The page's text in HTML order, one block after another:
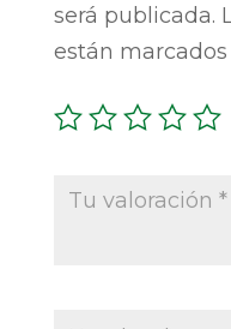
será publicada.
están marcados